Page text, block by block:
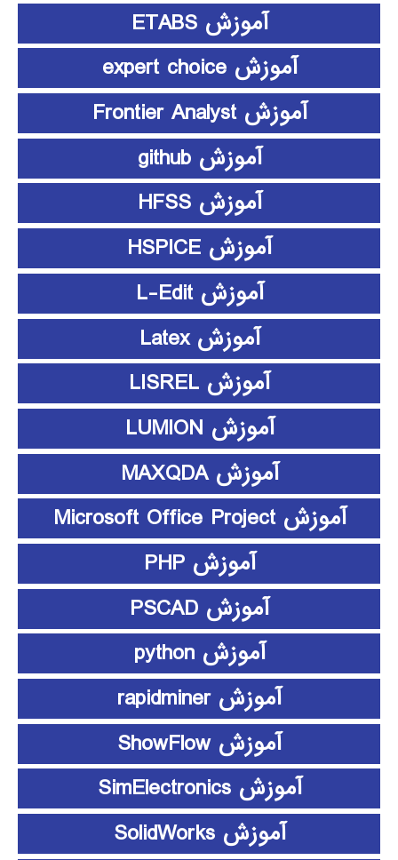
آموزش ETABS
آموزش expert choice
آموزش Frontier Analyst
آموزش github
آموزش HFSS
آموزش HSPICE
آموزش L-Edit
آموزش Latex
آموزش LISREL
آموزش LUMION
آموزش MAXQDA
آموزش Microsoft Office Project
آموزش PHP
آموزش PSCAD
آموزش python
آموزش rapidminer
آموزش ShowFlow
آموزش SimElectronics
آموزش SolidWorks